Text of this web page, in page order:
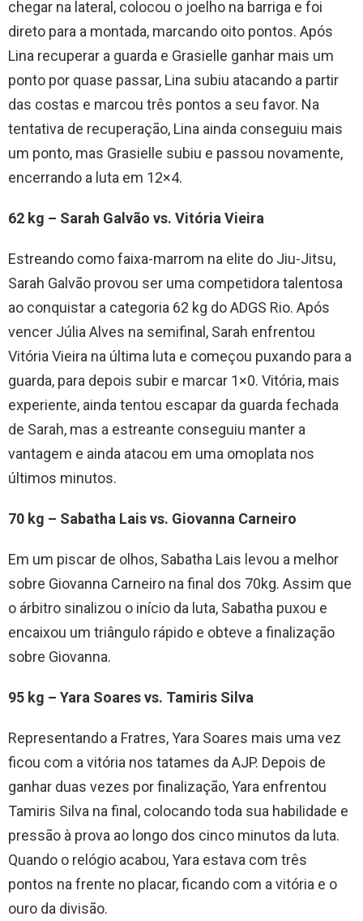
chegar na lateral, colocou o joelho na barriga e foi
direto para a montada, marcando oito pontos. Após
Lina recuperar a guarda e Grasielle ganhar mais um
ponto por quase passar, Lina subiu atacando a partir
das costas e marcou três pontos a seu favor. Na
tentativa de recuperação, Lina ainda conseguiu mais
um ponto, mas Grasielle subiu e passou novamente,
encerrando a luta em 12×4.
62 kg – Sarah Galvão vs. Vitória Vieira
Estreando como faixa-marrom na elite do Jiu-Jitsu,
Sarah Galvão provou ser uma competidora talentosa
ao conquistar a categoria 62 kg do ADGS Rio. Após
vencer Júlia Alves na semifinal, Sarah enfrentou
Vitória Vieira na última luta e começou puxando para a
guarda, para depois subir e marcar 1×0. Vitória, mais
experiente, ainda tentou escapar da guarda fechada
de Sarah, mas a estreante conseguiu manter a
vantagem e ainda atacou em uma omoplata nos
últimos minutos.
70 kg – Sabatha Lais vs. Giovanna Carneiro
Em um piscar de olhos, Sabatha Lais levou a melhor
sobre Giovanna Carneiro na final dos 70kg. Assim que
o árbitro sinalizou o início da luta, Sabatha puxou e
encaixou um triângulo rápido e obteve a finalização
sobre Giovanna.
95 kg – Yara Soares vs. Tamiris Silva
Representando a Fratres, Yara Soares mais uma vez
ficou com a vitória nos tatames da AJP. Depois de
ganhar duas vezes por finalização, Yara enfrentou
Tamiris Silva na final, colocando toda sua habilidade e
pressão à prova ao longo dos cinco minutos da luta.
Quando o relógio acabou, Yara estava com três
pontos na frente no placar, ficando com a vitória e o
ouro da divisão.